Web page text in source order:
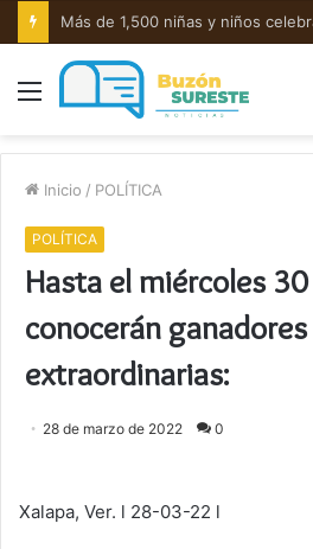
Menú
Inicio / POLÍTICA
POLÍTICA
Hasta el miércoles
conocerán
extraordinarias:
28 de marzo de 2022 0
Xalapa, Ver. l 28-03-22 l